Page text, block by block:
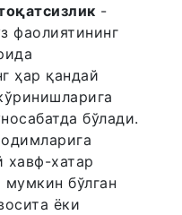
-
фаолиятининг
ҳар қандай
бўлади.
хавф-хатар
бўлган
ёки